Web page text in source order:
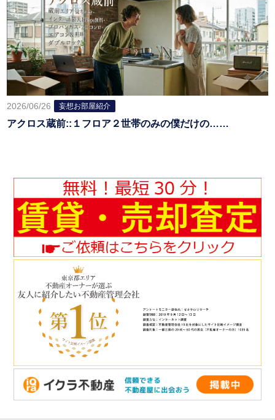
2026/06/26 妄想お部屋紹介
アクロス蔵前::１フロア２世帯のみの僕だけの……